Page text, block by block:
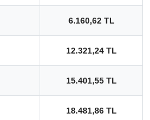
6.160,62 TL
12.321,24 TL
15.401,55 TL
18.481,86 TL